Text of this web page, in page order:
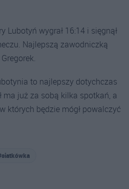
Lubotyń wygrał 16:14 i sięgnął
Najlepszą zawodniczką
to najlepszy dotychczas
ma już za sobą kilka spotkań, a
których będzie mógł powalczyć